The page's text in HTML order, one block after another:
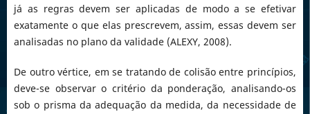
já as regras devem ser aplicadas de modo a se efetivar
exatamente o que elas prescrevem, assim, essas devem ser
analisadas no plano da validade (ALEXY, 2008).
De outro vértice, em se tratando de colisão entre princípios,
deve-se observar o critério da ponderação, analisando-os
sob o prisma da adequação da medida, da necessidade de